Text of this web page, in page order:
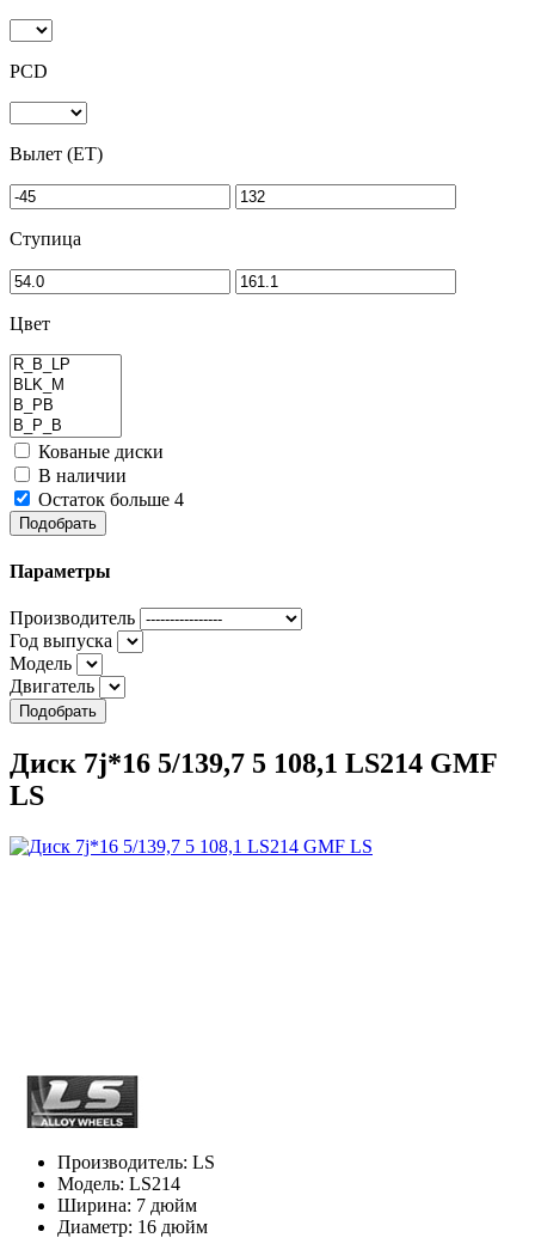
PCD
Вылет (ET)
Ступица
Цвет
Кованые диски
В наличии
Остаток больше 4
Подобрать
Параметры
Производитель
Год выпуска
Модель
Двигатель
Подобрать
Диск 7j*16 5/139,7 5 108,1 LS214 GMF
LS
Производитель: LS
Модель: LS214
Ширина: 7 дюйм
Диаметр: 16 дюйм